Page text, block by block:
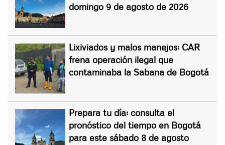
domingo 9 de agosto de 2026
Lixiviados y malos manejos: CAR
frena operación ilegal que
contaminaba la Sabana de Bogotá
Prepara tu día: consulta el
pronóstico del tiempo en Bogotá
para este sábado 8 de agosto